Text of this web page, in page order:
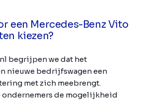
een Mercedes-Benz Vito
kiezen?
begrijpen we dat het
nieuwe bedrijfswagen een
met zich meebrengt.
ondernemers de mogelijkheid